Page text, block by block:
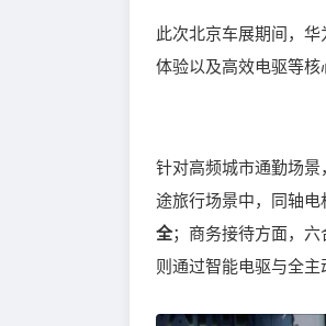
此次北京车展期间，
体验以及高效电驱等核
针对高频城市通勤场
途旅行场景中，同轴电
全；商务接待方面，
则通过智能电驱与全主